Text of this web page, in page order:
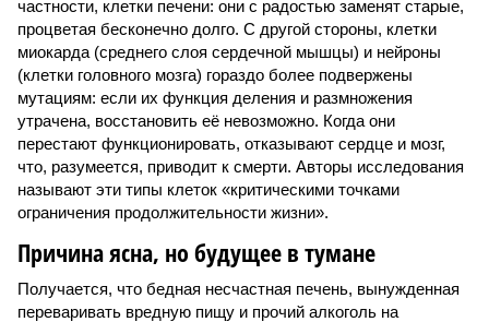
частности, клетки печени: они с радостью заменят старые,
процветая бесконечно долго. С другой стороны, клетки
миокарда (среднего слоя сердечной мышцы) и нейроны
(клетки головного мозга) гораздо более подвержены
мутациям: если их функция деления и размножения
утрачена, восстановить её невозможно. Когда они
перестают функционировать, отказывают сердце и мозг,
что, разумеется, приводит к смерти. Авторы исследования
называют эти типы клеток «критическими точками
ограничения продолжительности жизни».
Причина ясна, но будущее в тумане
Получается, что бедная несчастная печень, вынужденная
переваривать вредную пищу и прочий алкоголь на